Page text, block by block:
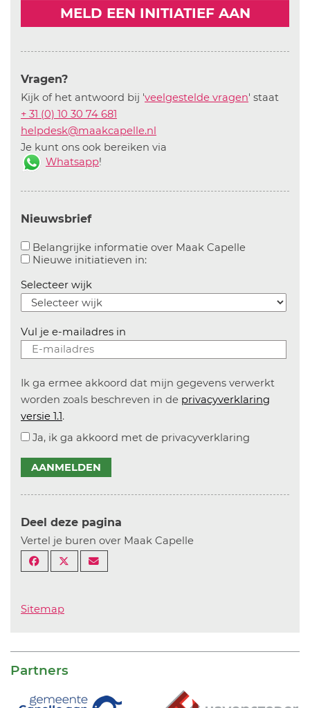
MELD EEN INITIATIEF AAN
Vragen?
Kijk of het antwoord bij 'veelgestelde vragen' staat
+ 31 (0) 10 30 74 681
helpdesk@maakcapelle.nl
Je kunt ons ook bereiken via
Whatsapp!
Nieuwsbrief
Belangrijke informatie over Maak CapelleAanvinken
Nieuwe initiatieven in:Aanvinken om informatie over
Selecteer wijk
Vul je e-mailadres in
Ik ga ermee akkoord dat mijn gegevens verwerkt
worden zoals beschreven in de privacyverklaring
versie 1.1.
Ja, ik ga akkoord met de privacyverklaring
AANMELDEN
Deel deze pagina
Vertel je buren over Maak Capelle
Sitemap
Partners